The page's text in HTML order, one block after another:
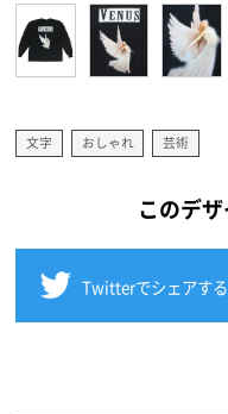
文字 おしゃれ 芸術
このデ
Twitterでシェアする